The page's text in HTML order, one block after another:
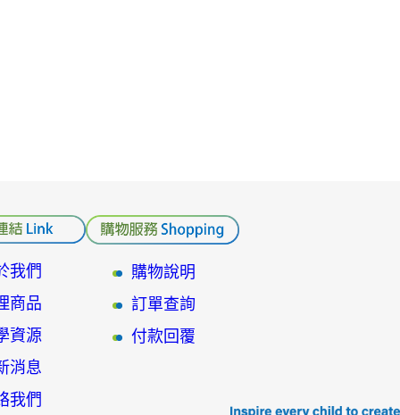
我們
商品
資源
消息
我們
購物說明
訂單查詢
付款回覆